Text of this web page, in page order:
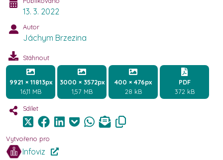
13. 3. 2022
Autor
Jáchym Brzezina
Stáhnout
9921 × 11813px
16,11 MB
3000 × 3572px
1,57 MB
400 × 476px
28 kB
PDF
372 kB
Sdílet
Vytvořeno pro
Infoviz